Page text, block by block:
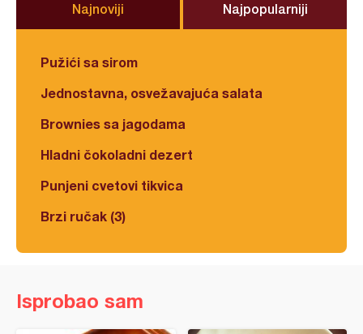
Najnoviji Najpopularniji
Pužići sa sirom
Jednostavna, osvežavajuća salata
Brownies sa jagodama
Hladni čokoladni dezert
Punjeni cvetovi tikvica
Brzi ručak (3)
Isprobao sam